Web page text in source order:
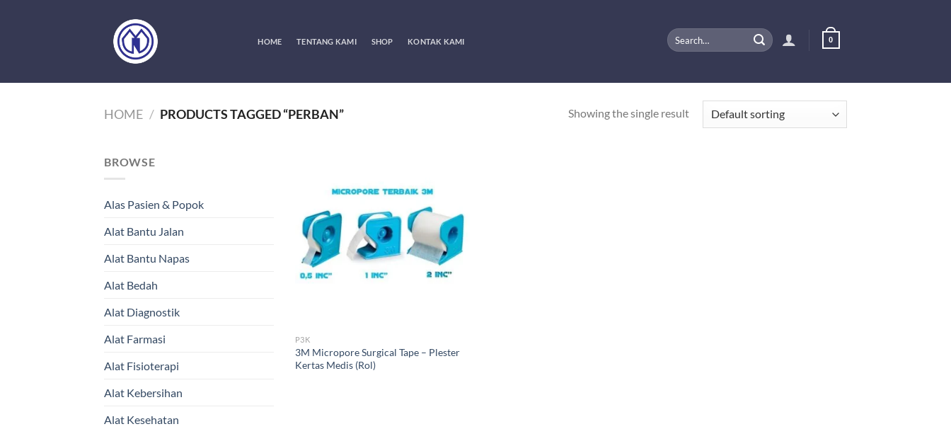
HOME TENTANG KAMI SHOP KONTAK KAMI
Search
for:
0
HOME / PRODUCTS TAGGED “PERBAN” Showing the single result
BROWSE
Alas Pasien & Popok
Alat Bantu Jalan
Alat Bantu Napas
Alat Bedah
Alat Diagnostik
Alat Farmasi
Alat Fisioterapi
Alat Kebersihan
Alat Kesehatan
P3K
3M Micropore Surgical Tape – Plester
Kertas Medis (Rol)